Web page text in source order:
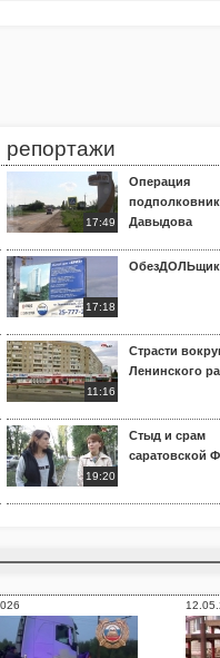
репортажи
17:49
Операция
Давыдова
17:18
11:16
Страсти
Ленинского
19:20
Стыд и срам
саратовской